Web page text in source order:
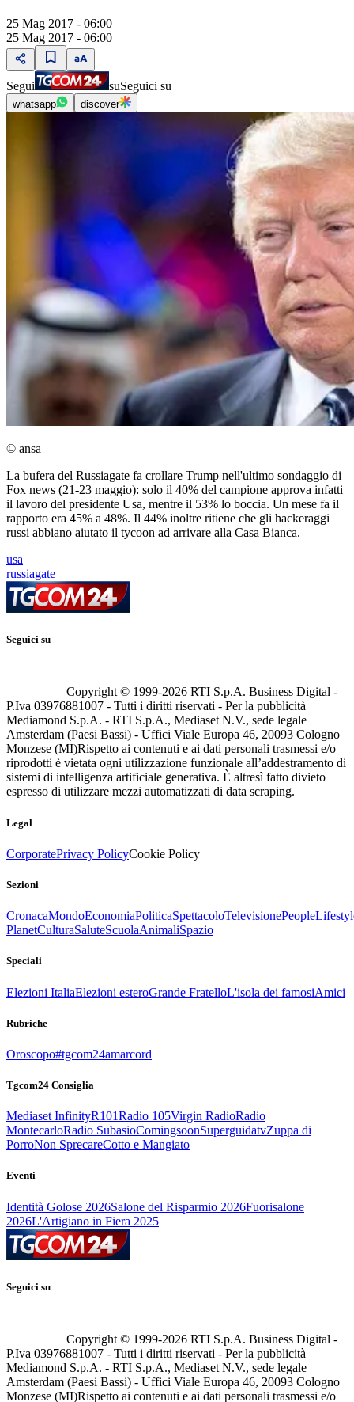
25 Mag 2017 - 06:00
25 Mag 2017 - 06:00
Segui suSeguici su
whatsapp discover
© ansa
La bufera del Russiagate fa crollare Trump nell'ultimo sondaggio di
Fox news (21-23 maggio): solo il 40% del campione approva infatti
il lavoro del presidente Usa, mentre il 53% lo boccia. Un mese fa il
rapporto era 45% a 48%. Il 44% inoltre ritiene che gli hackeraggi
russi abbiano aiutato il tycoon ad arrivare alla Casa Bianca.
usa
russiagate
Seguici su
Copyright © 1999-2026 RTI S.p.A. Business Digital -
P.Iva 03976881007 - Tutti i diritti riservati - Per la pubblicità
Mediamond S.p.A. - RTI S.p.A., Mediaset N.V., sede legale
Amsterdam (Paesi Bassi) - Uffici Viale Europa 46, 20093 Cologno
Monzese (MI)Rispetto ai contenuti e ai dati personali trasmessi e/o
riprodotti è vietata ogni utilizzazione funzionale all’addestramento di
sistemi di intelligenza artificiale generativa. È altresì fatto divieto
espresso di utilizzare mezzi automatizzati di data scraping.
Legal
CorporatePrivacy PolicyCookie Policy
Sezioni
CronacaMondoEconomiaPoliticaSpettacoloTelevisionePeople
PlanetCulturaSaluteScuolaAnimaliSpazio
Speciali
Elezioni ItaliaElezioni esteroGrande FratelloL'isola dei famosiAmici
Rubriche
Oroscopo#tgcom24amarcord
Tgcom24 Consiglia
Mediaset InfinityR101Radio 105Virgin RadioRadio
MontecarloRadio SubasioComingsoonSuperguidatvZuppa di
PorroNon SprecareCotto e Mangiato
Eventi
Identità Golose 2026Salone del Risparmio 2026Fuorisalone
2026L'Artigiano in Fiera 2025
Seguici su
Copyright © 1999-2026 RTI S.p.A. Business Digital -
P.Iva 03976881007 - Tutti i diritti riservati - Per la pubblicità
Mediamond S.p.A. - RTI S.p.A., Mediaset N.V., sede legale
Amsterdam (Paesi Bassi) - Uffici Viale Europa 46, 20093 Cologno
Monzese (MI)Rispetto ai contenuti e ai dati personali trasmessi e/o